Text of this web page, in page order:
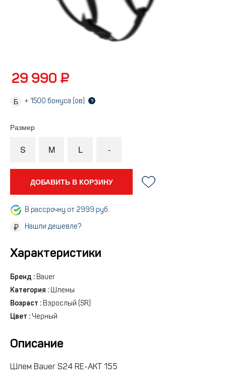
29 990 ₽
+ 1500 бонуса (ов) ?
Размер
S M L -
ДОБАВИТЬ В КОРЗИНУ
В рассрочку от 2999 руб.
Нашли дешевле?
Характеристики
Бренд : Bauer
Категория : Шлемы
Возраст : Взрослый (SR)
Цвет : Черный
Описание
Шлем Bauer S24 RE-AKT 155